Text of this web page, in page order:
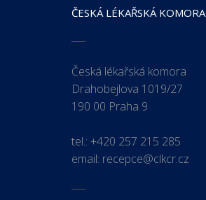
ČESKÁ LÉKAŘSKÁ KOMORA
Česká lékařská komora
Drahobejlova 1019/27
190 00 Praha 9
tel.: +420 257 215 285
email: recepce@clkcr.cz